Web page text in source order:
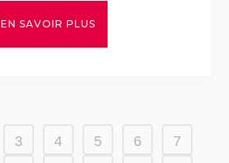
EN SAVOIR PLUS
3 4 5 6
7